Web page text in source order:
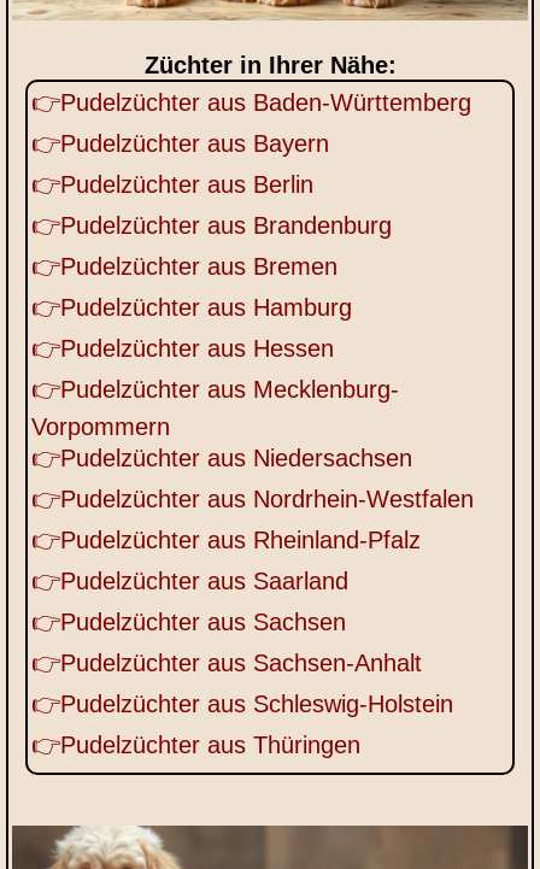
Züchter in Ihrer Nähe:
👉Pudelzüchter aus Baden-Württemberg
👉Pudelzüchter aus Bayern
👉Pudelzüchter aus Berlin
👉Pudelzüchter aus Brandenburg
👉Pudelzüchter aus Bremen
👉Pudelzüchter aus Hamburg
👉Pudelzüchter aus Hessen
👉Pudelzüchter aus Mecklenburg-
Vorpommern
👉Pudelzüchter aus Niedersachsen
👉Pudelzüchter aus Nordrhein-Westfalen
👉Pudelzüchter aus Rheinland-Pfalz
👉Pudelzüchter aus Saarland
👉Pudelzüchter aus Sachsen
👉Pudelzüchter aus Sachsen-Anhalt
👉Pudelzüchter aus Schleswig-Holstein
👉Pudelzüchter aus Thüringen